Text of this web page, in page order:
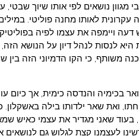
נושאים לפי אותו שיוך שבטי,
עקרונית לאותו מחנה פוליטי.
ויימפה את עצמו לפיה
לנסות לנהל דיון על הנושא הזה,
משותף, כי הקו הדמיוני הזה בין
הוא איל קירשנר. איל הוא בן 34, בעל תואר בכימיה והנדסה
ואת שאר ילדותו בילה באשקלון.
בעוד שאני מגדיר את עצמי כאיש
לעצמנו קצת לגלוש גם לנושאים